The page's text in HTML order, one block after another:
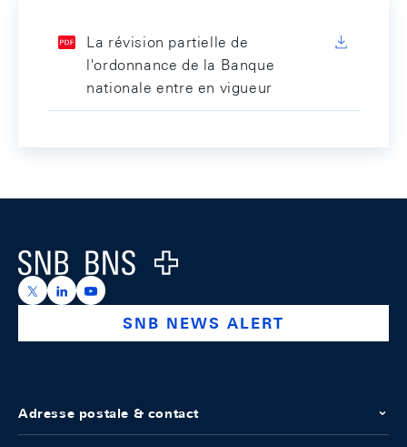
La révision partielle de
l'ordonnance de la Banque
nationale entre en vigueur
Logo
https://x.com/snb_bns
https://ch.linkedin.com/company/swiss-national-
https://www.youtube.com/@swissnationalbank
SNB NEWS ALERT
Adresse postale & contact